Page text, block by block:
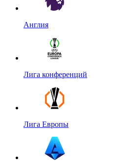
Англия
Лига конференций
Лига Европы